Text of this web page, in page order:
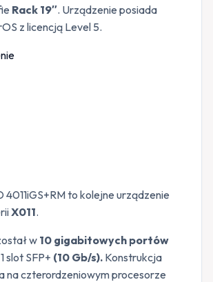
Rack 19″. Urządzenie posiada
z licencją Level 5.
4011iGS+RM to kolejne urządzenie
X011.
w 10 gigabitowych portów
slot SFP+ (10 Gb/s). Konstrukcja
na czterordzeniowym procesorze